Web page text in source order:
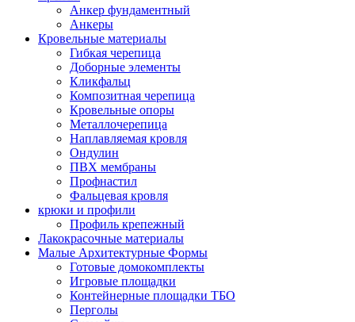
Анкер фундаментный
Анкеры
Кровельные материалы
Гибкая черепица
Доборные элементы
Кликфальц
Композитная черепица
Кровельные опоры
Металлочерепица
Наплавляемая кровля
Ондулин
ПВХ мембраны
Профнастил
Фальцевая кровля
крюки и профили
Профиль крепежный
Лакокрасочные материалы
Малые Архитектурные Формы
Готовые домокомплекты
Игровые площадки
Контейнерные площадки ТБО
Перголы